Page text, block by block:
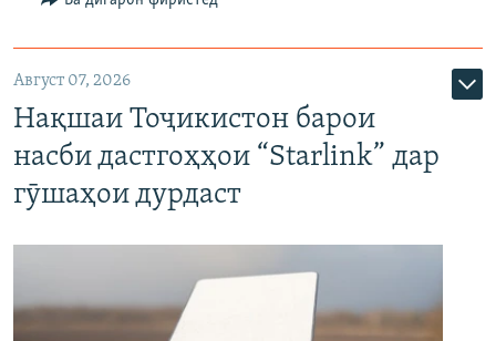
Август 07, 2026
Нақшаи Тоҷикистон барои
насби дастгоҳҳои “Starlink” дар
гӯшаҳои дурдаст